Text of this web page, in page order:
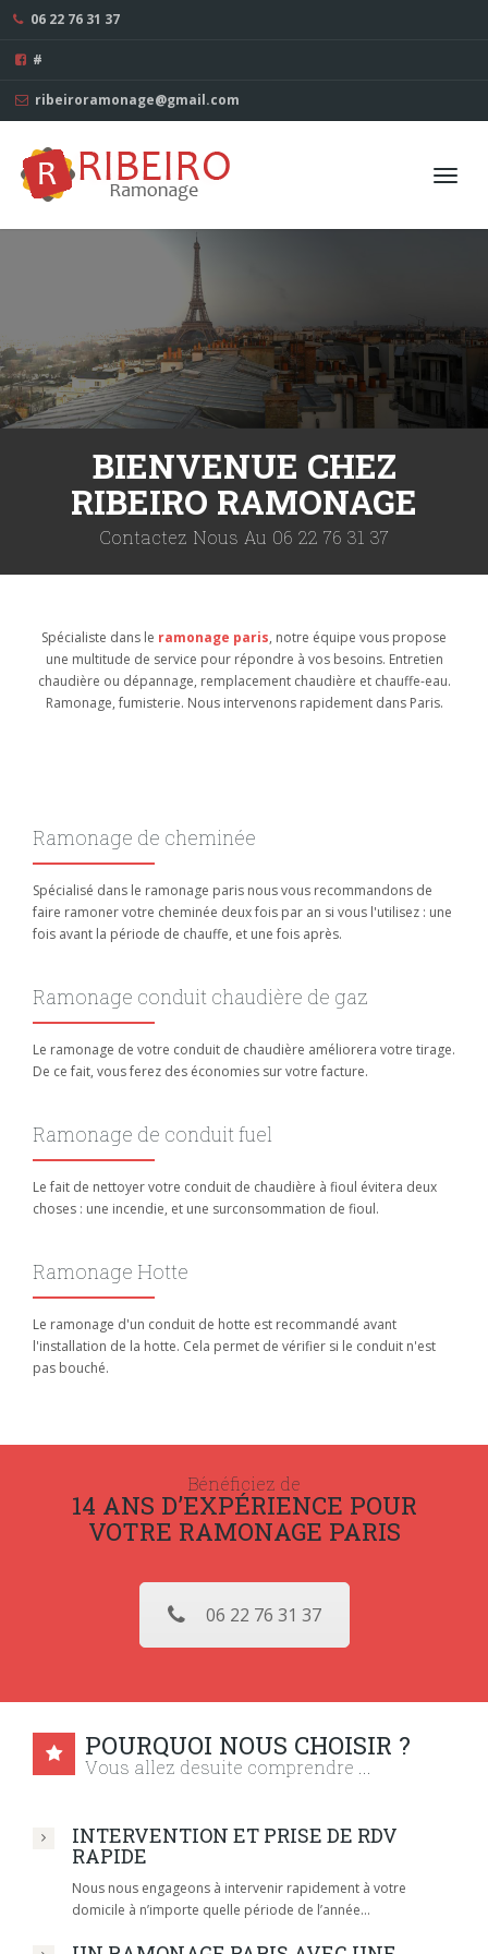
06 22 76 31 37
#
ribeiroramonage@gmail.com
BIENVENUE CHEZ
RIBEIRO RAMONAGE
Contactez Nous Au 06 22 76 31 37
Spécialiste dans le ramonage paris, notre équipe vous propose
une multitude de service pour répondre à vos besoins. Entretien
chaudière ou dépannage, remplacement chaudière et chauffe-eau.
Ramonage, fumisterie. Nous intervenons rapidement dans Paris.
Ramonage de cheminée
Spécialisé dans le ramonage paris nous vous recommandons de
faire ramoner votre cheminée deux fois par an si vous l'utilisez : une
fois avant la période de chauffe, et une fois après.
Ramonage conduit chaudière de gaz
Le ramonage de votre conduit de chaudière améliorera votre tirage.
De ce fait, vous ferez des économies sur votre facture.
Ramonage de conduit fuel
Le fait de nettoyer votre conduit de chaudière à fioul évitera deux
choses : une incendie, et une surconsommation de fioul.
Ramonage Hotte
Le ramonage d'un conduit de hotte est recommandé avant
l'installation de la hotte. Cela permet de vérifier si le conduit n'est
pas bouché.
Bénéficiez de
14 ANS D’EXPÉRIENCE POUR
VOTRE RAMONAGE PARIS
06 22 76 31 37
POURQUOI NOUS CHOISIR ?
Vous allez desuite comprendre ...
INTERVENTION ET PRISE DE RDV
RAPIDE
Nous nous engageons à intervenir rapidement à votre
domicile à n’importe quelle période de l’année…